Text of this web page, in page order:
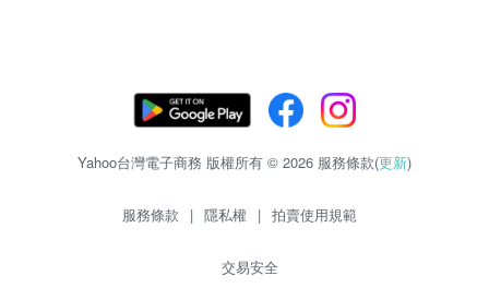
Yahoo台灣電子商務 版權所有 © 2026 服務條款(更新)
服務條款 | 隱私權 | 拍賣使用規範
交易安全